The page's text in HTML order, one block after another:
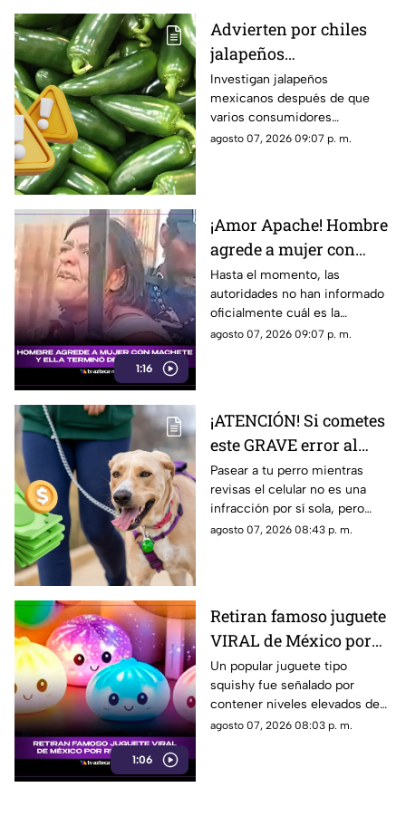
Advierten por chiles
jalapeños
CONTAMINADOS de
salmonella; hay más de
300 casos confirmados
Investigan jalapeños
mexicanos después de que
varios consumidores
enfermaran tras consumir
agosto 07, 2026 09:07 p. m.
1:16
¡Amor Apache! Hombre
agrede a mujer con
machete y ella termina
defendiéndolo [Video]
Hasta el momento, las
autoridades no han informado
oficialmente cuál es la
situación legal del hombre ni
agosto 07, 2026 09:07 p. m.
¡ATENCIÓN! Si cometes
este GRAVE error al
pasear a tu perro
podrías ser multado
Pasear a tu perro mientras
revisas el celular no es una
infracción por sí sola, pero
existe una conducta durante el
agosto 07, 2026 08:43 p. m.
1:06
Retiran famoso juguete
VIRAL de México por
riesgo químico; esto
debes saber
Un popular juguete tipo
squishy fue señalado por
contener niveles elevados de
una sustancia cancerígena,
agosto 07, 2026 08:03 p. m.